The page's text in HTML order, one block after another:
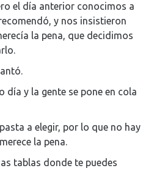
el día anterior conocimos a
y nos insistieron
la pena, que decidimos
día y la gente se pone en cola
a elegir, por lo que no hay
la pena.
tablas donde te puedes